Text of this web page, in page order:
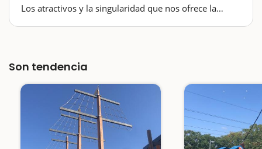
Los atractivos y la singularidad que nos ofrece la
para que los niños…
Son tendencia